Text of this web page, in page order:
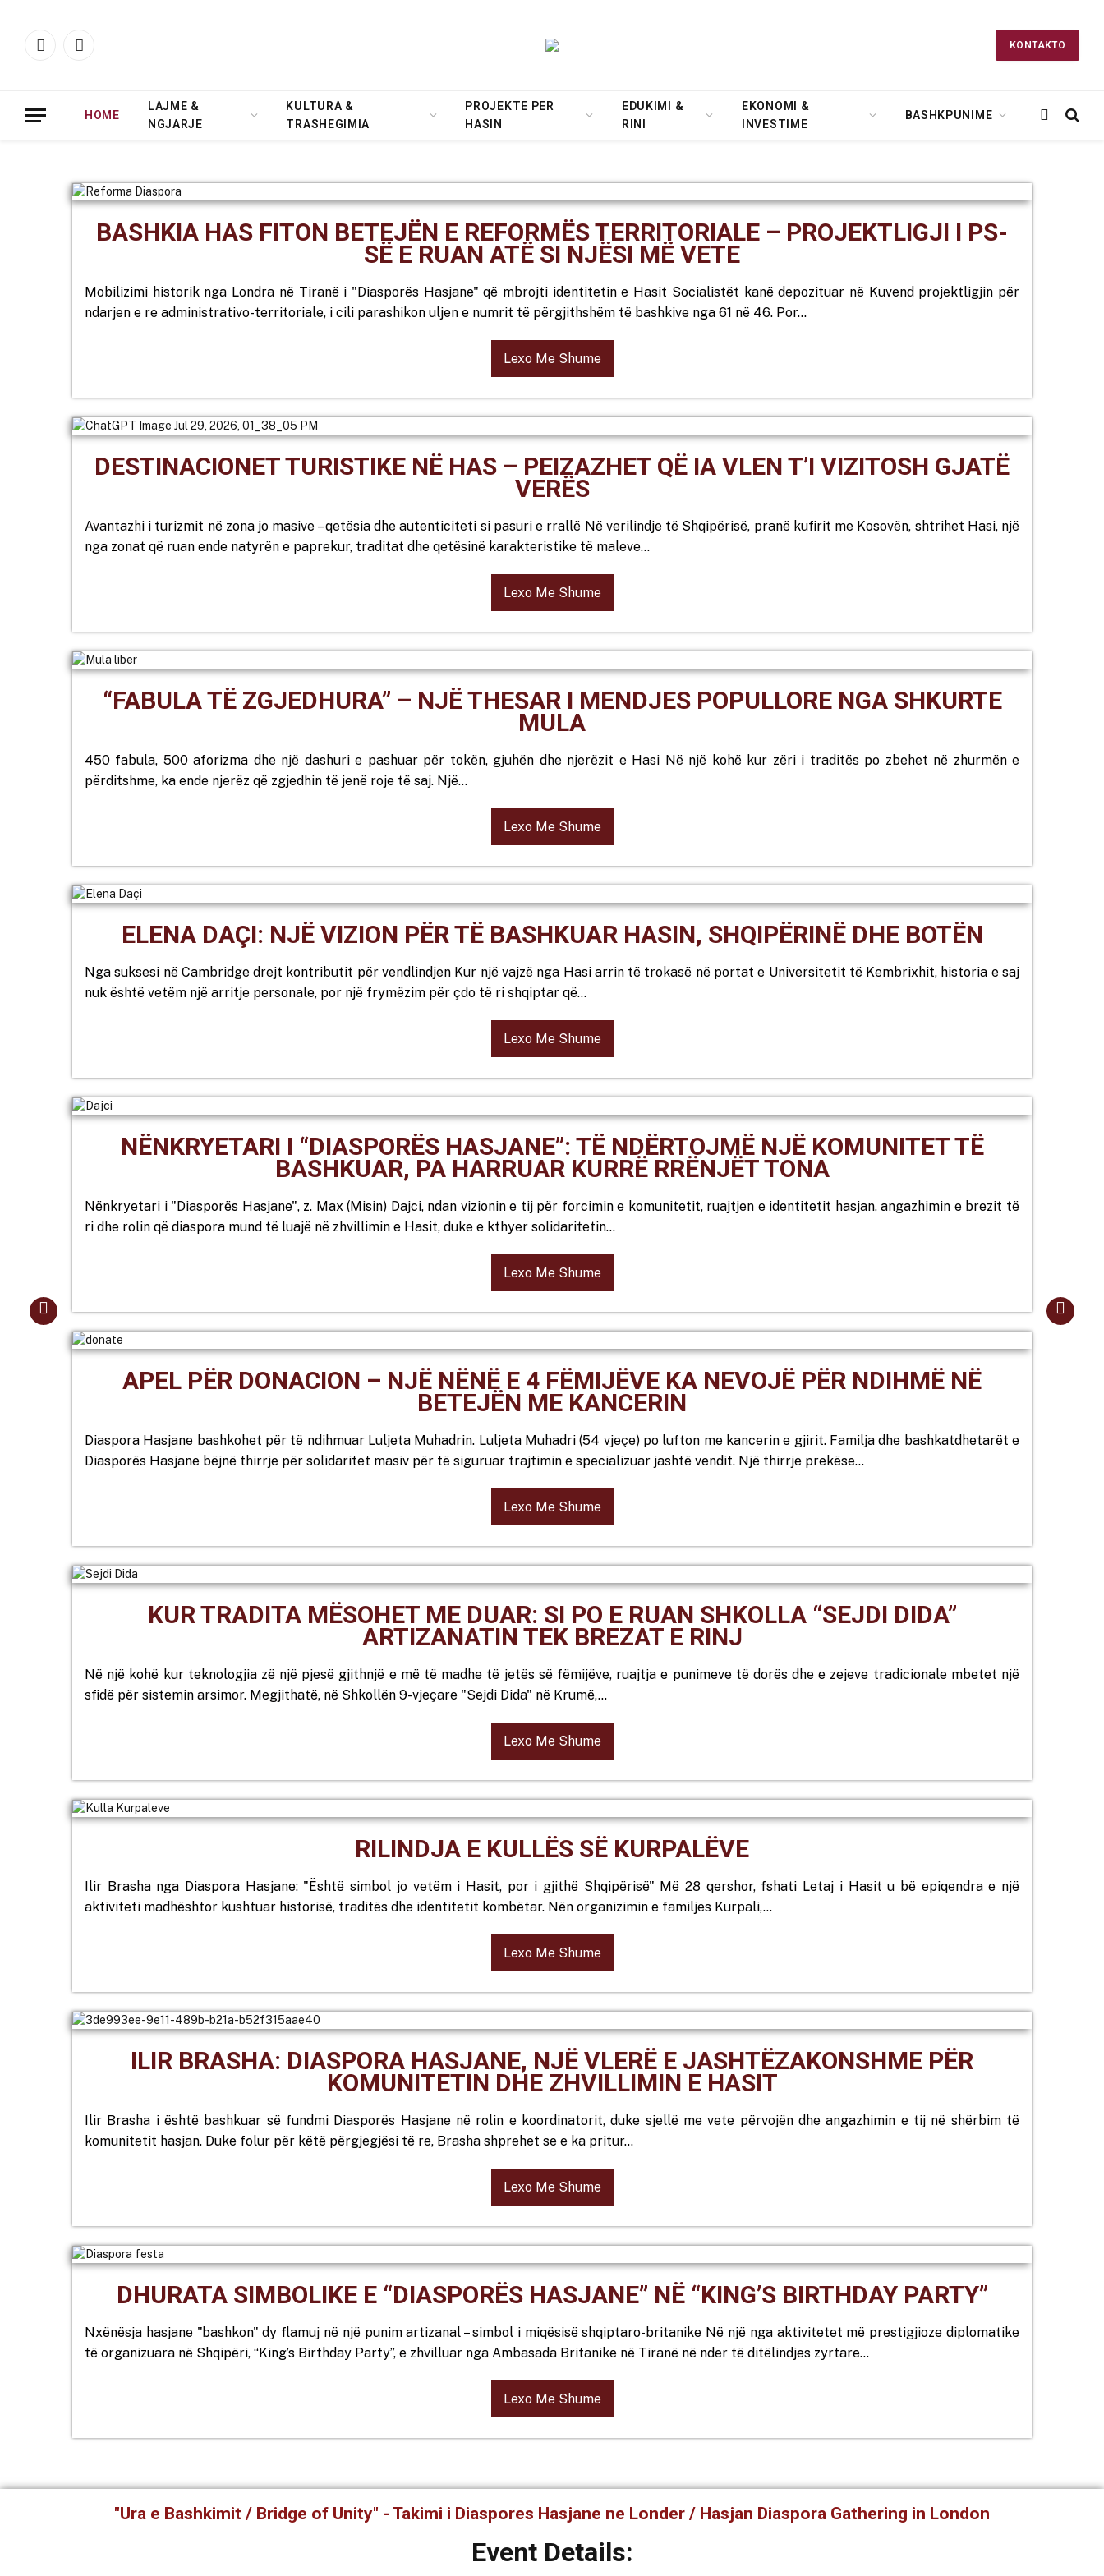
FacebookInstagram
KONTAKTO
HOME
LAJME &
NGJARJE
KULTURA &
TRASHEGIMIA
PROJEKTE PER
HASIN
EDUKIMI &
RINI
EKONOMI &
INVESTIME
BASHKPUNIME
BASHKIA HAS FITON BETEJËN E REFORMËS TERRITORIALE – PROJEKTLIGJI I PS-
SË E RUAN ATË SI NJËSI MË VETE
Mobilizimi historik nga Londra në Tiranë i "Diasporës Hasjane" që mbrojti identitetin e Hasit Socialistët kanë depozituar në Kuvend projektligjin për
ndarjen e re administrativo-territoriale, i cili parashikon uljen e numrit të përgjithshëm të bashkive nga 61 në 46. Por…
Lexo Me Shume
DESTINACIONET TURISTIKE NË HAS – PEIZAZHET QË IA VLEN T’I VIZITOSH GJATË
VERËS
Avantazhi i turizmit në zona jo masive – qetësia dhe autenticiteti si pasuri e rrallë Në verilindje të Shqipërisë, pranë kufirit me Kosovën, shtrihet Hasi, një
nga zonat që ruan ende natyrën e paprekur, traditat dhe qetësinë karakteristike të maleve…
Lexo Me Shume
“FABULA TË ZGJEDHURA” – NJË THESAR I MENDJES POPULLORE NGA SHKURTE
MULA
450 fabula, 500 aforizma dhe një dashuri e pashuar për tokën, gjuhën dhe njerëzit e Hasi Në një kohë kur zëri i traditës po zbehet në zhurmën e
përditshme, ka ende njerëz që zgjedhin të jenë roje të saj. Një…
Lexo Me Shume
ELENA DAÇI: NJË VIZION PËR TË BASHKUAR HASIN, SHQIPËRINË DHE BOTËN
Nga suksesi në Cambridge drejt kontributit për vendlindjen Kur një vajzë nga Hasi arrin të trokasë në portat e Universitetit të Kembrixhit, historia e saj
nuk është vetëm një arritje personale, por një frymëzim për çdo të ri shqiptar që…
Lexo Me Shume
NËNKRYETARI I “DIASPORËS HASJANE”: TË NDËRTOJMË NJË KOMUNITET TË
BASHKUAR, PA HARRUAR KURRË RRËNJËT TONA
Nënkryetari i "Diasporës Hasjane", z. Max (Misin) Dajci, ndan vizionin e tij për forcimin e komunitetit, ruajtjen e identitetit hasjan, angazhimin e brezit të
ri dhe rolin që diaspora mund të luajë në zhvillimin e Hasit, duke e kthyer solidaritetin…
Lexo Me Shume
APEL PËR DONACION – NJË NËNË E 4 FËMIJËVE KA NEVOJË PËR NDIHMË NË
BETEJËN ME KANCERIN
Diaspora Hasjane bashkohet për të ndihmuar Luljeta Muhadrin. Luljeta Muhadri (54 vjeçe) po lufton me kancerin e gjirit. Familja dhe bashkatdhetarët e
Diasporës Hasjane bëjnë thirrje për solidaritet masiv për të siguruar trajtimin e specializuar jashtë vendit. Një thirrje prekëse…
Lexo Me Shume
KUR TRADITA MËSOHET ME DUAR: SI PO E RUAN SHKOLLA “SEJDI DIDA”
ARTIZANATIN TEK BREZAT E RINJ
Në një kohë kur teknologjia zë një pjesë gjithnjë e më të madhe të jetës së fëmijëve, ruajtja e punimeve të dorës dhe e zejeve tradicionale mbetet një
sfidë për sistemin arsimor. Megjithatë, në Shkollën 9-vjeçare "Sejdi Dida" në Krumë,…
Lexo Me Shume
RILINDJA E KULLËS SË KURPALËVE
Ilir Brasha nga Diaspora Hasjane: "Është simbol jo vetëm i Hasit, por i gjithë Shqipërisë" Më 28 qershor, fshati Letaj i Hasit u bë epiqendra e një
aktiviteti madhështor kushtuar historisë, traditës dhe identitetit kombëtar. Nën organizimin e familjes Kurpali,…
Lexo Me Shume
ILIR BRASHA: DIASPORA HASJANE, NJË VLERË E JASHTËZAKONSHME PËR
KOMUNITETIN DHE ZHVILLIMIN E HASIT
Ilir Brasha i është bashkuar së fundmi Diasporës Hasjane në rolin e koordinatorit, duke sjellë me vete përvojën dhe angazhimin e tij në shërbim të
komunitetit hasjan. Duke folur për këtë përgjegjësi të re, Brasha shprehet se e ka pritur…
Lexo Me Shume
DHURATA SIMBOLIKE E “DIASPORËS HASJANE” NË “KING’S BIRTHDAY PARTY”
Nxënësja hasjane "bashkon" dy flamuj në një punim artizanal – simbol i miqësisë shqiptaro-britanike Në një nga aktivitetet më prestigjioze diplomatike
të organizuara në Shqipëri, “King’s Birthday Party”, e zhvilluar nga Ambasada Britanike në Tiranë në nder të ditëlindjes zyrtare…
Lexo Me Shume
"Ura e Bashkimit / Bridge of Unity" - Takimi i Diaspores Hasjane ne Londer / Hasjan Diaspora Gathering in London
Event Details: